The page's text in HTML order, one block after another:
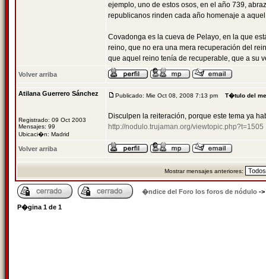
ejemplo, uno de estos osos, en el año 739,
republicanos rinden cada año homenaje a
Covadonga es la cueva de Pelayo, en la que
reino, que no era una mera recuperación del
que aquel reino tenía de recuperable, que a su
Volver arriba
Atilana Guerrero Sánchez
Registrado: 09 Oct 2003
Mensajes: 99
Ubicaci�n: Madrid
Publicado: Mie Oct 08, 2008 7:13 pm T�tulo del
Disculpen la reiteración, porque este tema ya
http://nodulo.trujaman.org/viewtopic.php?t=1505
Volver arriba
Mostrar mensajes anteriores:
�ndice del Foro los foros de nódulo ->
P�gina 1 de 1